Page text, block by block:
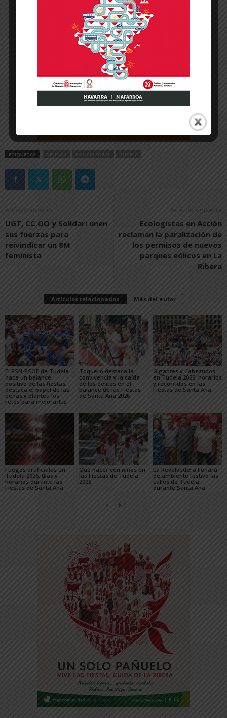
ETIQUETAS DELITOS POLICIA FORAL TUDELA
Artículo anterior
UGT, CC.OO y Solidari unen
sus fuerzas para
reivindicar un 8M
feminista
Artículo siguiente
Ecologistas en Acción
reclaman la paralización de
los permisos de nuevos
parques eólicos en La
Ribera
Artículos relacionados Más del autor
El PSN-PSOE de Tudela
hace un balance
positivo de las fiestas,
destaca el papel de las
peñas y plantea los
retos para mejorarlas
Toquero destaca la
convivencia y la caída
de los delitos en el
balance de las Fiestas
de Santa Ana 2026
Gigantes y Cabezudos
en Tudela 2026: horarios
y recorridos en las
Fiestas de Santa Ana
Fuegos artificiales en
Tudela 2026: días y
horarios durante las
Fiestas de Santa Ana
Qué hacer con niños en
las Fiestas de Tudela
2026
La Revolvedera llenará
de ambiente festivo las
calles de Tudela
durante Santa Ana